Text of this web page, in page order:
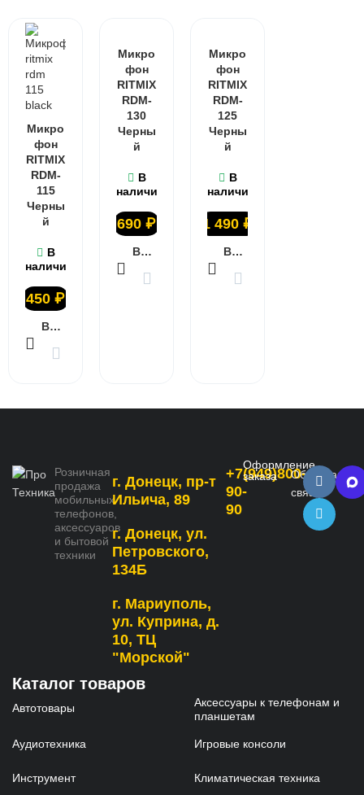
Микро
фон
RITMIX
RDM-
115
Черны
й
В
наличии
450 ₽
В КОРЗИНУ
Микро
фон
RITMIX
RDM-
130
Черны
й
В
наличии
690 ₽
В КОРЗИНУ
Микро
фон
RITMIX
RDM-
125
Черны
й
В
наличии
1 490 ₽
В КОРЗИНУ
Розничная
продажа
мобильных
телефонов,
аксессуаров
и бытовой
техники
г. Донецк, пр-т
Ильича, 89
г. Донецк, ул.
Петровского,
134Б
г. Мариуполь,
ул. Куприна, д.
10, ТЦ
"Морской"
+7(949)800-
90-
90
Оформление
заказа
Обратная
связь
Каталог товаров
Автотовары
Аксессуары к телефонам и
планшетам
Аудиотехника Игровые консоли
Инструмент Климатическая техника